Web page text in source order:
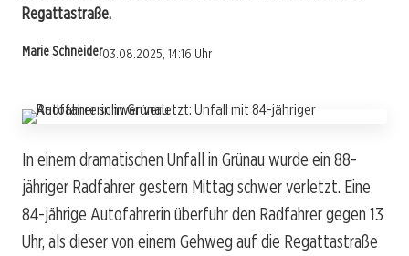
Regattastraße.
Marie Schneider03.08.2025, 14:16 Uhr
In einem dramatischen Unfall in Grünau wurde ein 88-
jähriger Radfahrer gestern Mittag schwer verletzt. Eine
84-jährige Autofahrerin überfuhr den Radfahrer gegen 13
Uhr, als dieser von einem Gehweg auf die Regattastraße